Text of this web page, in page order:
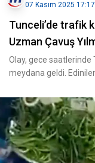
07 Kasım 2025 17:17
Tunceli’de trafik
Uzman Çavuş
Olay, gece
meydana geldi.